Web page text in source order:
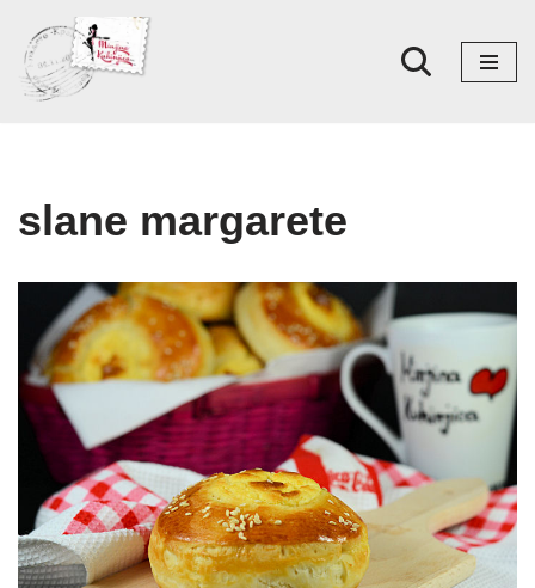
Skoči
na
slane margarete